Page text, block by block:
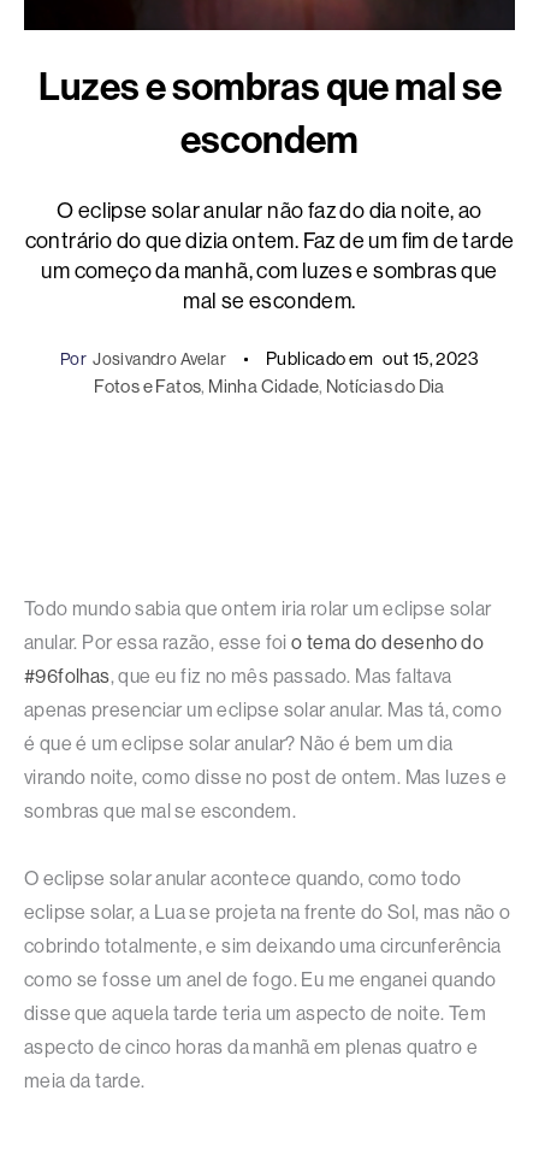
Luzes e sombras que mal se
escondem
O eclipse solar anular não faz do dia noite, ao
contrário do que dizia ontem. Faz de um fim de tarde
um começo da manhã, com luzes e sombras que
mal se escondem.
Por Josivandro Avelar Publicado em out 15, 2023
Fotos e Fatos, Minha Cidade, Notícias do Dia
Todo mundo sabia que ontem iria rolar um eclipse solar
anular. Por essa razão, esse foio tema do desenho do
#96folhas, que eu fiz no mês passado. Mas faltava
apenas presenciar um eclipse solar anular. Mas tá, como
é que é um eclipse solar anular? Não é bem um dia
virando noite, como disse no post de ontem. Mas luzes e
sombras que mal se escondem.
O eclipse solar anular acontece quando, como todo
eclipse solar, a Lua se projeta na frente do Sol, mas não o
cobrindo totalmente, e sim deixando uma circunferência
como se fosse um anel de fogo. Eu me enganei quando
disse que aquela tarde teria um aspecto de noite. Tem
aspecto de cinco horas da manhã em plenas quatro e
meia da tarde.